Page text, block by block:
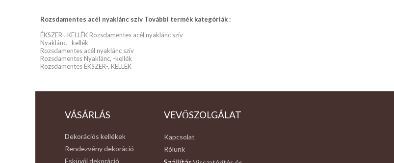
Rozsdamentes acél nyaklánc szív További termék kategóriák :
ÉKSZER-, KELLÉK Rozsdamentes acél nyaklánc szív
Nyaklánc, -kellék
Rozsdamentes acél nyaklánc szív
Rozsdamentes Nyaklánc, -kellék
Rozsdamentes ÉKSZER-, KELLÉK
VÁSÁRLÁS
Dekorációs kellékek
Rendezvény dekoráció
Esküvői dekoráció
VEVŐSZOLGÁLAT
Kapcsolat
Rólunk